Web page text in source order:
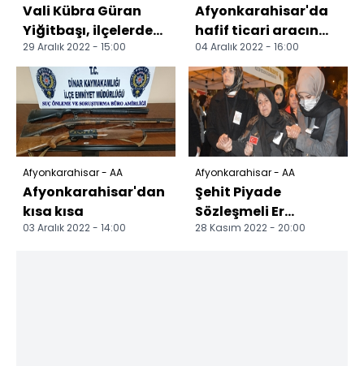
Vali Kübra Güran
Yiğitbaşı, ilçelerdeki
doğalgaz hizmete
alım törenlerine k...
29 Aralık 2022 - 15:00
Afyonkarahisar'da
hafif ticari aracın
römorka çarpması
sonucu 5 kişi
yarala...
04 Aralık 2022 - 16:00
Afyonkarahisar - AA
Afyonkarahisar'dan
kısa kısa
03 Aralık 2022 - 14:00
Afyonkarahisar - AA
Şehit Piyade
Sözleşmeli Er
Köroğlu,
28 Kasım 2022 - 20:00